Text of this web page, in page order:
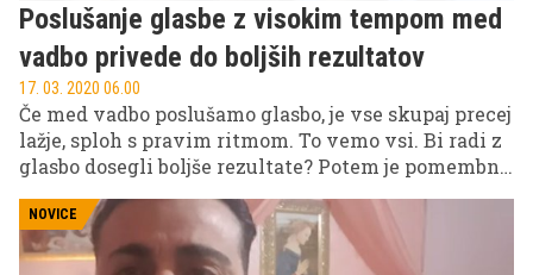
Poslušanje glasbe z visokim tempom med
vadbo privede do boljših rezultatov
17. 03. 2020 06.00
Če med vadbo poslušamo glasbo, je vse skupaj precej
lažje, sploh s pravim ritmom. To vemo vsi. Bi radi z
glasbo dosegli boljše rezultate? Potem je pomembno
glasbe ne le lažje treniramo, ampak smo tudi bolj
učinkoviti.
NOVICE